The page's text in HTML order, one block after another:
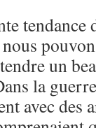
tendance
un
la
avec des